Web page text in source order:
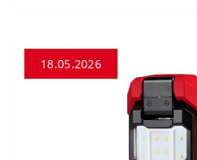
18.05.2026